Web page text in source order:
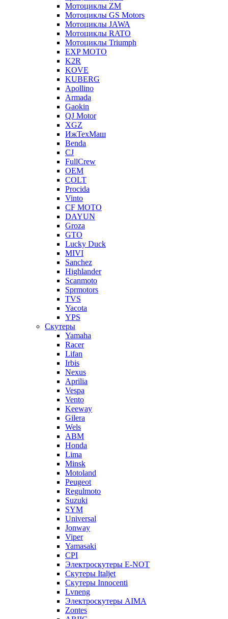
Мотоциклы ZM
Мотоциклы GS Motors
Мотоциклы JAWA
Мотоциклы RATO
Мотоциклы Triumph
EXP MOTO
K2R
KOVE
KUBERG
Apollino
Armada
Gaokin
QJ Motor
XGZ
ИжТехМаш
Benda
CJ
FullCrew
OEM
COLT
Procida
Vinto
CF MOTO
DAYUN
Groza
GTO
Lucky Duck
MIVI
Sanchez
Highlander
Scanmoto
Sprmotors
TVS
Yacota
YPS
Скутеры
Yamaha
Racer
Lifan
Irbis
Nexus
Aprilia
Vespa
Vento
Keeway
Gilera
Wels
ABM
Honda
Lima
Minsk
Motoland
Peugeot
Regulmoto
Suzuki
SYM
Universal
Jonway
Viper
Yamasaki
CPI
Электроскутеры E-NOT
Скутеры Italjet
Скутеры Innocenti
Lvneng
Электроскутеры AIMA
Zontes